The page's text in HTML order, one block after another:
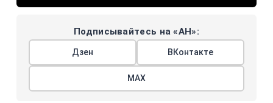
Подписывайтесь на «АН»:
Дзен ВКонтакте
МАХ